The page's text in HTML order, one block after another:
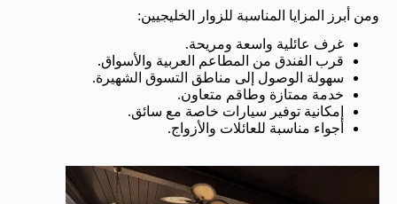
ومن أبرز المزايا المناسبة للزوار الخليجيين:
غرف عائلية واسعة ومريحة.
قرب الفندق من المطاعم العربية والأسواق.
سهولة الوصول إلى مناطق التسوق الشهيرة.
خدمة ممتازة وطاقم متعاون.
إمكانية توفير سيارات خاصة مع سائق.
أجواء مناسبة للعائلات والأزواج.